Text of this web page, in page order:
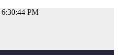
6:30:44 PM